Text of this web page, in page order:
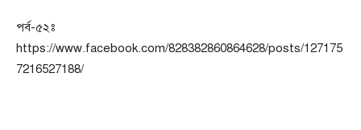
পর্ব-৫২ঃ
https://www.facebook.com/828382860864628/posts/127175
7216527188/